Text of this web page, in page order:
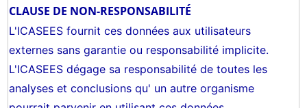
CLAUSE DE NON-RESPONSABILITÉ
L'ICASEES fournit ces données aux utilisateurs
externes sans garantie ou responsabilité implicite.
L'ICASEES dégage sa responsabilité de toutes les
analyses et conclusions qu' un autre organisme